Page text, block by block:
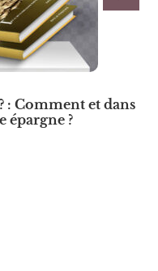
: Comment et dans
?